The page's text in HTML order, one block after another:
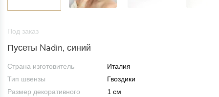
Под заказ
Пусеты Nadin, синий
Страна изготовитель
Италия
Тип швензы
Гвоздики
Размер декоративного
1 см